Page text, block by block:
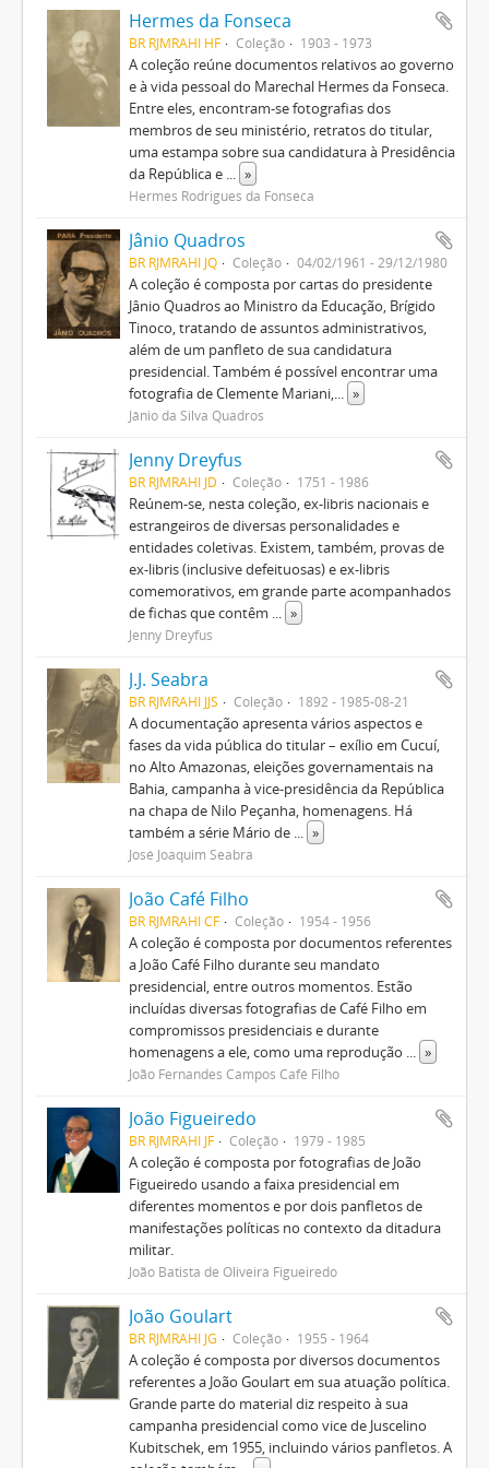
Hermes da Fonseca
BR RJMRAHI HF Coleção 1903 - 1973
A coleção reúne documentos relativos ao governo
e à vida pessoal do Marechal Hermes da Fonseca.
Entre eles, encontram-se fotografias dos
membros de seu ministério, retratos do titular,
uma estampa sobre sua candidatura à Presidência
da República e ... »
Hermes Rodrigues da Fonseca
Jânio Quadros
BR RJMRAHI JQ Coleção 04/02/1961 - 29/12/1980
A coleção é composta por cartas do presidente
Jânio Quadros ao Ministro da Educação, Brígido
Tinoco, tratando de assuntos administrativos,
além de um panfleto de sua candidatura
presidencial. Também é possível encontrar uma
fotografia de Clemente Mariani,... »
Jânio da Silva Quadros
Jenny Dreyfus
BR RJMRAHI JD Coleção 1751 - 1986
Reúnem-se, nesta coleção, ex-libris nacionais e
estrangeiros de diversas personalidades e
entidades coletivas. Existem, também, provas de
ex-libris (inclusive defeituosas) e ex-libris
comemorativos, em grande parte acompanhados
de fichas que contêm ... »
Jenny Dreyfus
J.J. Seabra
BR RJMRAHI JJS Coleção 1892 - 1985-08-21
A documentação apresenta vários aspectos e
fases da vida pública do titular – exílio em Cucuí,
no Alto Amazonas, eleições governamentais na
Bahia, campanha à vice-presidência da República
na chapa de Nilo Peçanha, homenagens. Há
também a série Mário de ... »
José Joaquim Seabra
João Café Filho
BR RJMRAHI CF Coleção 1954 - 1956
A coleção é composta por documentos referentes
a João Café Filho durante seu mandato
presidencial, entre outros momentos. Estão
incluídas diversas fotografias de Café Filho em
compromissos presidenciais e durante
homenagens a ele, como uma reprodução ... »
João Fernandes Campos Café Filho
João Figueiredo
BR RJMRAHI JF Coleção 1979 - 1985
A coleção é composta por fotografias de João
Figueiredo usando a faixa presidencial em
diferentes momentos e por dois panfletos de
manifestações políticas no contexto da ditadura
militar.
João Batista de Oliveira Figueiredo
João Goulart
BR RJMRAHI JG Coleção 1955 - 1964
A coleção é composta por diversos documentos
referentes a João Goulart em sua atuação política.
Grande parte do material diz respeito à sua
campanha presidencial como vice de Juscelino
Kubitschek, em 1955, incluindo vários panfletos. A